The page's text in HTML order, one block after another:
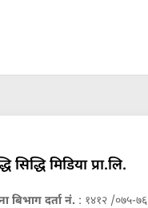
सिद्धि मिडिया प्रा.लि.
बिभाग दर्ता नं. : १४१२ /०७५-७६